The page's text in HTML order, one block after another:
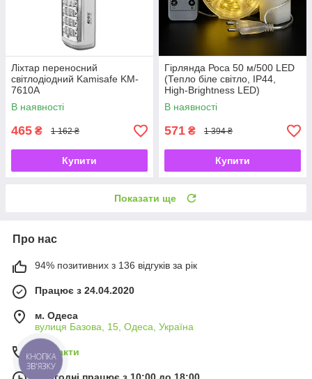
Ліхтар переносний
світлодіодний Kamisafe KM-
7610A
В наявності
465 ₴ 1 162 ₴
Купити
Гірлянда Роса 50 м/500 LED
(Тепло біле світло, IP44,
High-Brightness LED)
В наявності
571 ₴ 1 394 ₴
Купити
Показати ще
Про нас
94% позитивних з 136 відгуків за рік
Працює з 24.04.2020
м. Одеса
вулиця Базова, 15, Одеса, Україна
Контакти
КНОПКА
ЗВ'ЯЗКУ